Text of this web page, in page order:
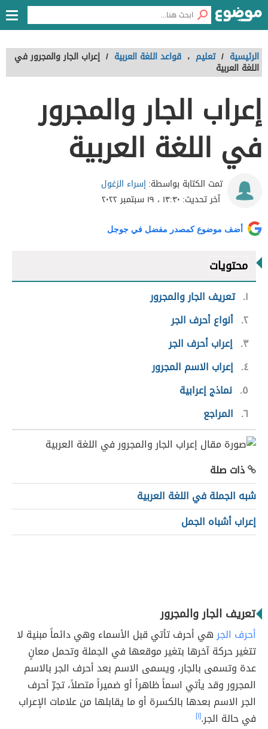
الرئيسية / تعليم ، قواعد اللغة العربية / إعراب الجار والمجرور في
اللغة العربية
إعراب الجار والمجرور
في اللغة العربية
تمت الكتابة بواسطة:إسراء الزغول
آخر تحديث: ١٣:٣٠ ، ١٩ سبتمبر ٢٠٢٢
أضف موضوع كمصدر مفضل في جوجل
محتويات
١ تعريف الجار والمجرور
٢ أنواع أحرف الجر
٣ إعراب أحرف الجر
٤ إعراب الاسم المجرور
٥ نماذج إعرابية
٦ المراجع
ذات صلة
شبه الجملة في اللغة العربية
إعراب أشباه الجمل
تعريف الجار والمجرور
أحرف الجرهي أحرف تأتي قبل الأسماء وهي دائماً مبنية لا
تتغير حركة آخرها بتغير موقعها في الجملة وتحمل معانٍ
عدة وتسمى بالجار، ويسمى الاسم بعد أحرف الجر بالاسم
المجرور وقد يأتي اسماً ظاهراً أو ضميراً متصلاً، تجرّ أحرف
الجر الاسم بعدها بالكسرة أو ما يقابلها من علامات الإعراب
في حالة الجر.[١]